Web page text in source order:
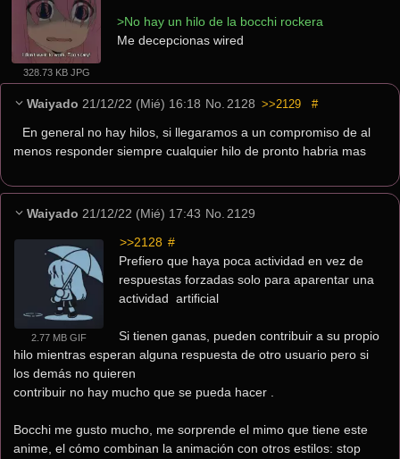
328.73 KB JPG
>No hay un hilo de la bocchi rockera
Me decepcionas wired
Waiyado 21/12/22 (Mié) 16:18 No. 2128 >>2129 #
En general no hay hilos, si llegaramos a un compromiso de al
menos responder siempre cualquier hilo de pronto habria mas
Waiyado 21/12/22 (Mié) 17:43 No. 2129
2.77 MB GIF
>>2128 #
Prefiero que haya poca actividad en vez de
respuestas forzadas solo para aparentar una
actividad  artificial
Si tienen ganas, pueden contribuir a su propio
hilo mientras esperan alguna respuesta de otro usuario pero si
los demás no quieren
contribuir no hay mucho que se pueda hacer .
Bocchi me gusto mucho, me sorprende el mimo que tiene este
anime, el cómo combinan la animación con otros estilos: stop